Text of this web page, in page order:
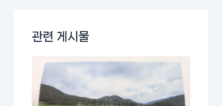
관련 게시물